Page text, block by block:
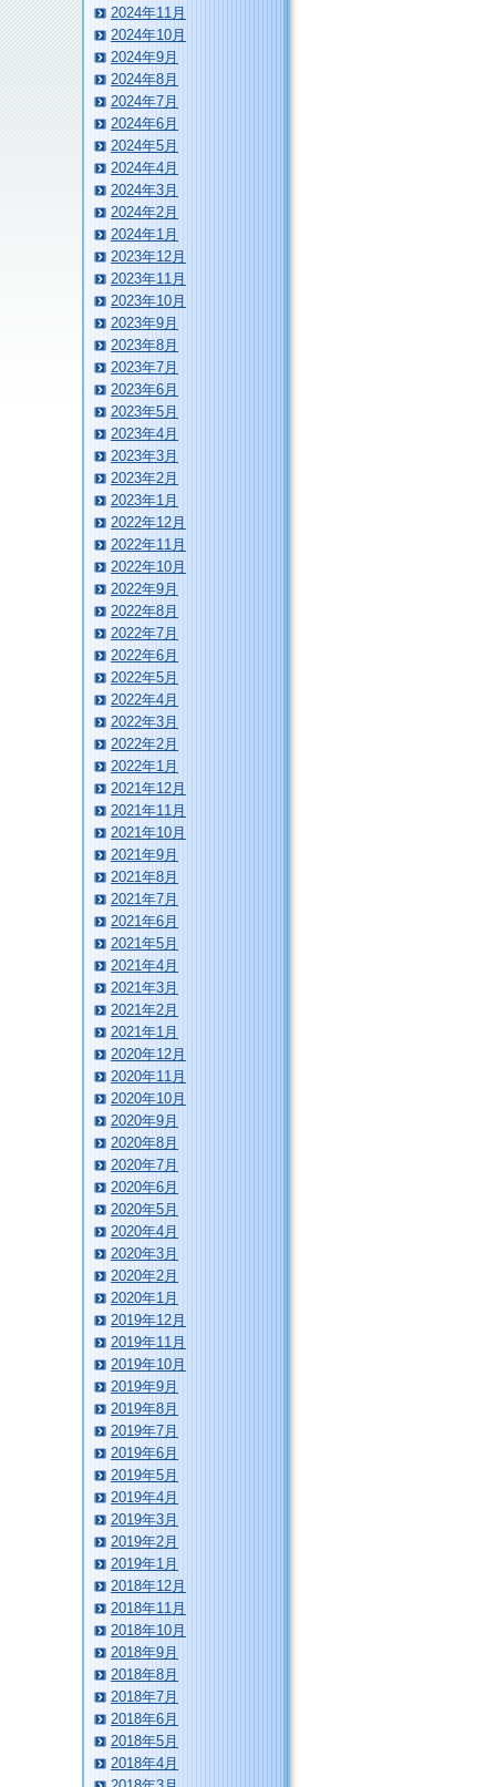
2024年11月
2024年10月
2024年9月
2024年8月
2024年7月
2024年6月
2024年5月
2024年4月
2024年3月
2024年2月
2024年1月
2023年12月
2023年11月
2023年10月
2023年9月
2023年8月
2023年7月
2023年6月
2023年5月
2023年4月
2023年3月
2023年2月
2023年1月
2022年12月
2022年11月
2022年10月
2022年9月
2022年8月
2022年7月
2022年6月
2022年5月
2022年4月
2022年3月
2022年2月
2022年1月
2021年12月
2021年11月
2021年10月
2021年9月
2021年8月
2021年7月
2021年6月
2021年5月
2021年4月
2021年3月
2021年2月
2021年1月
2020年12月
2020年11月
2020年10月
2020年9月
2020年8月
2020年7月
2020年6月
2020年5月
2020年4月
2020年3月
2020年2月
2020年1月
2019年12月
2019年11月
2019年10月
2019年9月
2019年8月
2019年7月
2019年6月
2019年5月
2019年4月
2019年3月
2019年2月
2019年1月
2018年12月
2018年11月
2018年10月
2018年9月
2018年8月
2018年7月
2018年6月
2018年5月
2018年4月